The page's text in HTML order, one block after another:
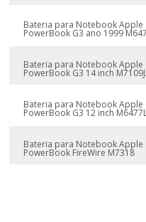
Bateria para Notebook Apple
PowerBook G3 ano 1999
Bateria para Notebook Apple
PowerBook G3 14 inch
Bateria para Notebook Apple
PowerBook G3 12 inch
Bateria para Notebook Apple
PowerBook FireWire M7318